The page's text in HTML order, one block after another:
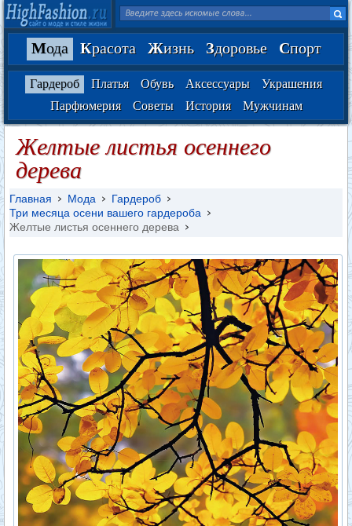
Мода Красота Жизнь Здоровье Спорт
Гардероб Платья Обувь Аксессуары
Украшения
Парфюмерия
Советы История Мужчинам
Желтые листья осеннего
дерева
Главная Мода
Гардероб
Три месяца осени вашего гардероба
Желтые листья осеннего дерева